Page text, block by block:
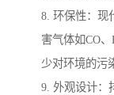
8. 环保性：现
害气体如CO
少对环境的污
9. 外观设计：